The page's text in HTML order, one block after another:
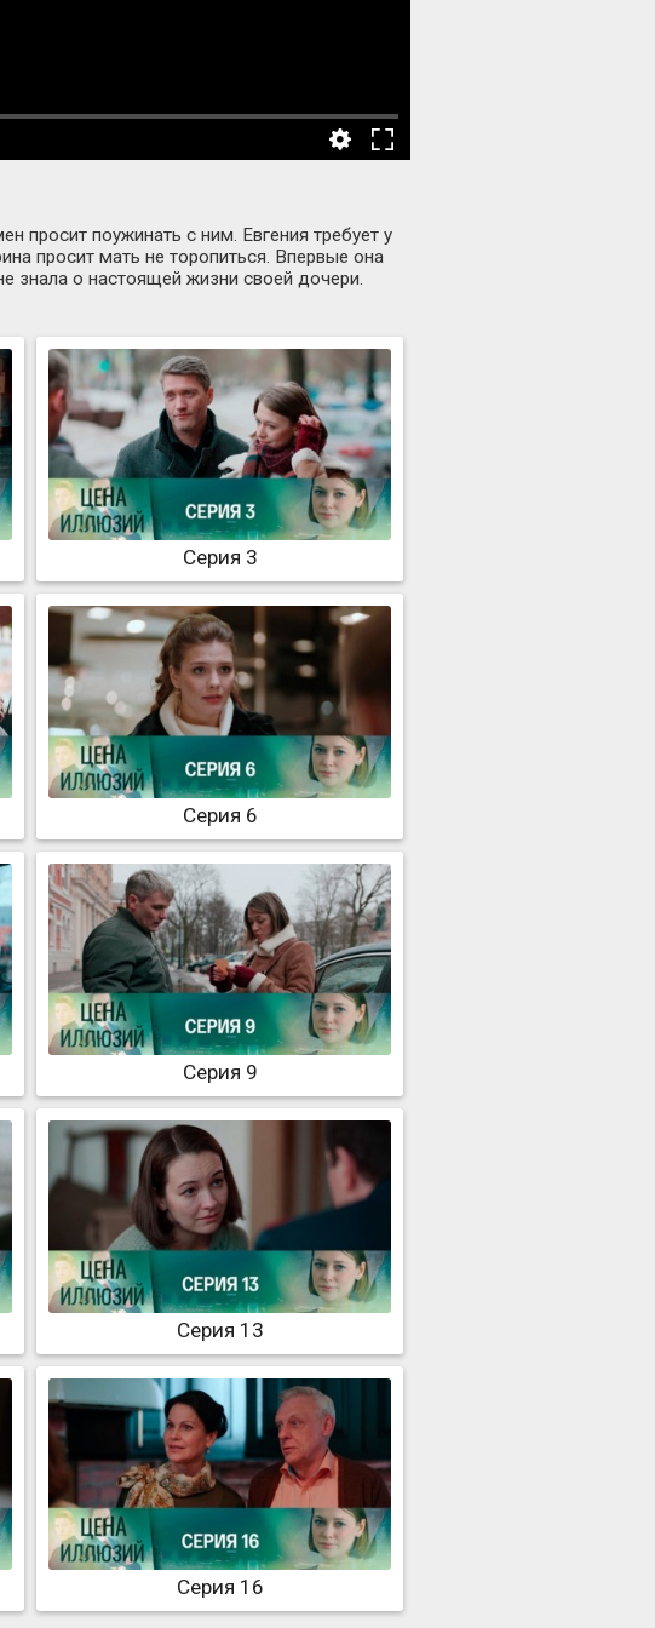
просит поужинать с ним. Евгения требует у
просит мать не торопиться. Впервые она
знала о настоящей жизни своей дочери.
Серия 3
Серия 6
Серия 9
Серия 13
Серия 16